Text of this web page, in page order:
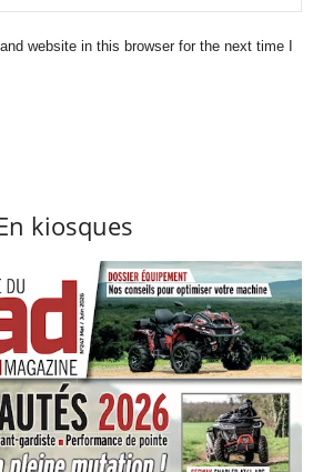
website in this browser for the next time I
kiosques